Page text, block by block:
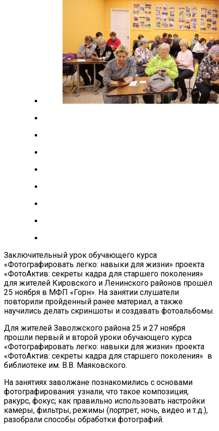
Заключительный урок обучающего курса
«Фотографировать легко: навыки для жизни» проекта
«ФотоАктив: секреты кадра для старшего поколения»
для жителей Кировского и Ленинского районов прошёл
25 ноября в МФП «Горн». На занятии слушатели
повторили пройденный ранее материал, а также
научились делать скриншоты и создавать фотоальбомы.
Для жителей Заволжского района 25 и 27 ноября
прошли первый и второй уроки обучающего курса
«Фотографировать легко: навыки для жизни» проекта
«ФотоАктив: секреты кадра для старшего поколения» в
библиотеке им. В.В. Маяковского.
На занятиях заволжане познакомились с основами
фотографирования: узнали, что такое композиция,
ракурс, фокус; как правильно использовать настройки
камеры, фильтры, режимы (портрет, ночь, видео и т.д.),
разобрали способы обработки фотографий.